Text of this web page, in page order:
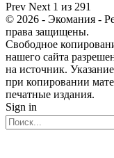
Prev Next 1 из 291
© 2026 - Экомания -
права защищены.
Свободное
нашего сайта
на источник.
при копировании
печатные издания.
Sign in